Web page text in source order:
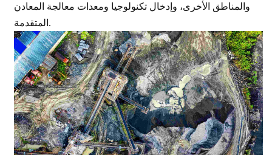
والمناطق الأخرى، وإدخال تكنولوجيا ومعدات معالجة المعادن
المتقدمة.